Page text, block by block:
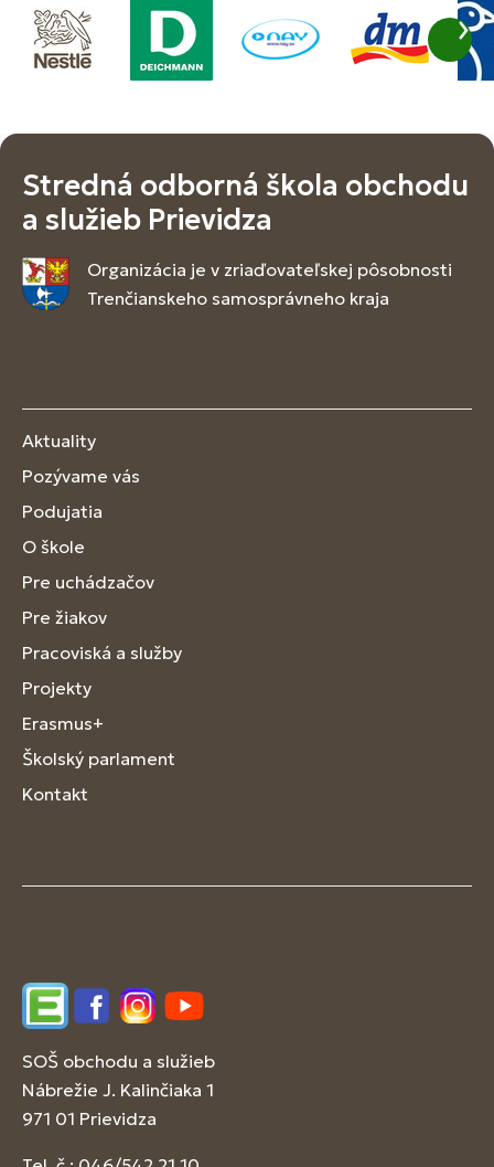
Stredná odborná škola obchodu
a služieb Prievidza
Organizácia je v zriaďovateľskej pôsobnosti
Trenčianskeho samosprávneho kraja
Aktuality
Pozývame vás
Podujatia
O škole
Pre uchádzačov
Pre žiakov
Pracoviská a služby
Projekty
Erasmus+
Školský parlament
Kontakt
EdupageFacebookInstagram
YouTube
SOŠ obchodu a služieb
Nábrežie J. Kalinčiaka 1
971 01 Prievidza